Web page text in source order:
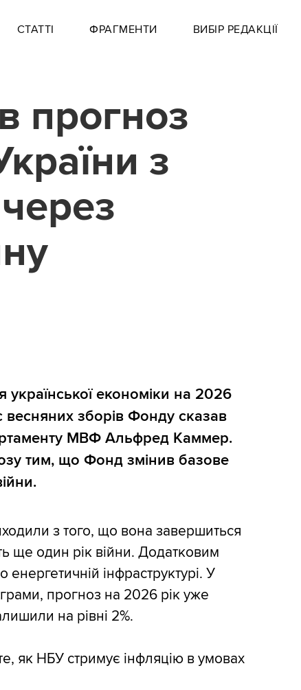
СТАТТІ ФРАГМЕНТИ ВИБІР РЕДАКЦІЇ
прогноз
з
економіки на 2026
весняних зборів Фонду сказав
МВФ Альфред Каммер.
тим, що Фонд змінив базове
з того, що вона завершиться
ще один рік війни. Додатковим
інфраструктурі. У
прогноз на 2026 рік уже
на рівні 2%.
як НБУ стримує інфляцію в умовах